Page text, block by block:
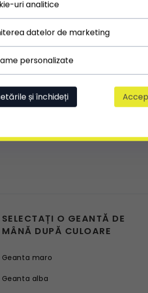
este posibilă în cazul curelelor, mânerelor
SELECTAȚI O GEANTĂ DE
MÂNĂ DUPĂ CULOARE
Geanta maro
Geanta alba
uri analitice
datelor de marketing
personalizate
și închideți